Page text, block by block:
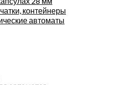
контейнеры
автоматы